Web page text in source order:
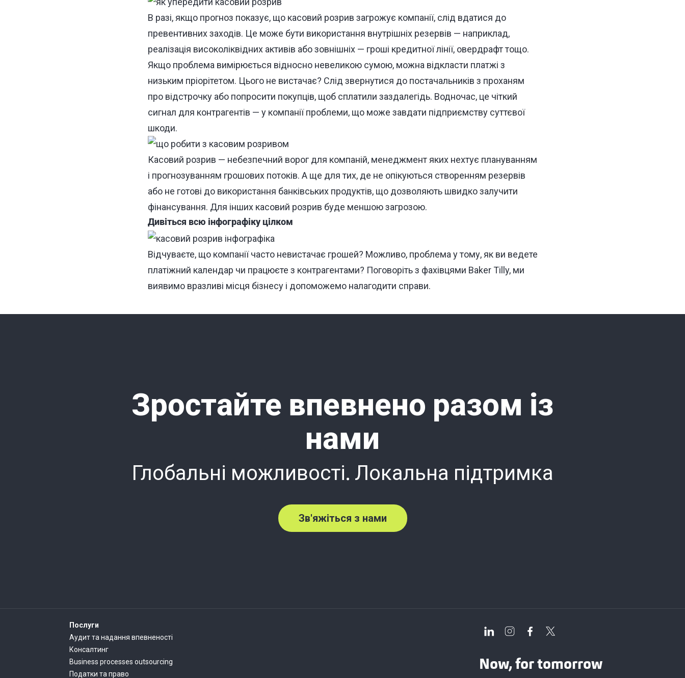
В разі, якщо прогноз показує, що касовий розрив загрожує компанії, слід вдатися до
превентивних заходів. Це може бути використання внутрішніх резервів — наприклад,
реалізація високоліквідних активів або зовнішніх — гроші кредитної лінії, овердрафт тощо.
Якщо проблема вимірюється відносно невеликою сумою, можна відкласти платжі з
низьким пріорітетом. Цього не вистачає? Слід звернутися до постачальників з проханям
про відстрочку або попросити покупців, щоб сплатили заздалегідь. Водночас, це чіткий
сигнал для контрагентів — у компанії проблеми, що може завдати підприємству суттєвої
шкоди.
Касовий розрив — небезпечний ворог для компаній, менеджмент яких нехтує плануванням
і прогнозуванням грошових потоків. А ще для тих, де не опікуються створенням резервів
або не готові до використання банківських продуктів, що дозволяють швидко залучити
фінансування. Для інших касовий розрив буде меншою загрозою.
Дивіться всю інфографіку цілком
Відчуваєте, що компанії часто невистачає грошей? Можливо, проблема у тому, як ви ведете
платіжний календар чи працюєте з контрагентами? Поговоріть з фахівцями Baker Tilly, ми
виявимо вразливі місця бізнесу і допоможемо налагодити справи.
Зростайте впевнено разом із
нами
Глобальні можливості. Локальна підтримка
Зв'яжіться з нами
Послуги
Аудит та надання впевненості
Консалтинг
Business processes outsourcing
Податки та право
Now, for tomorrow